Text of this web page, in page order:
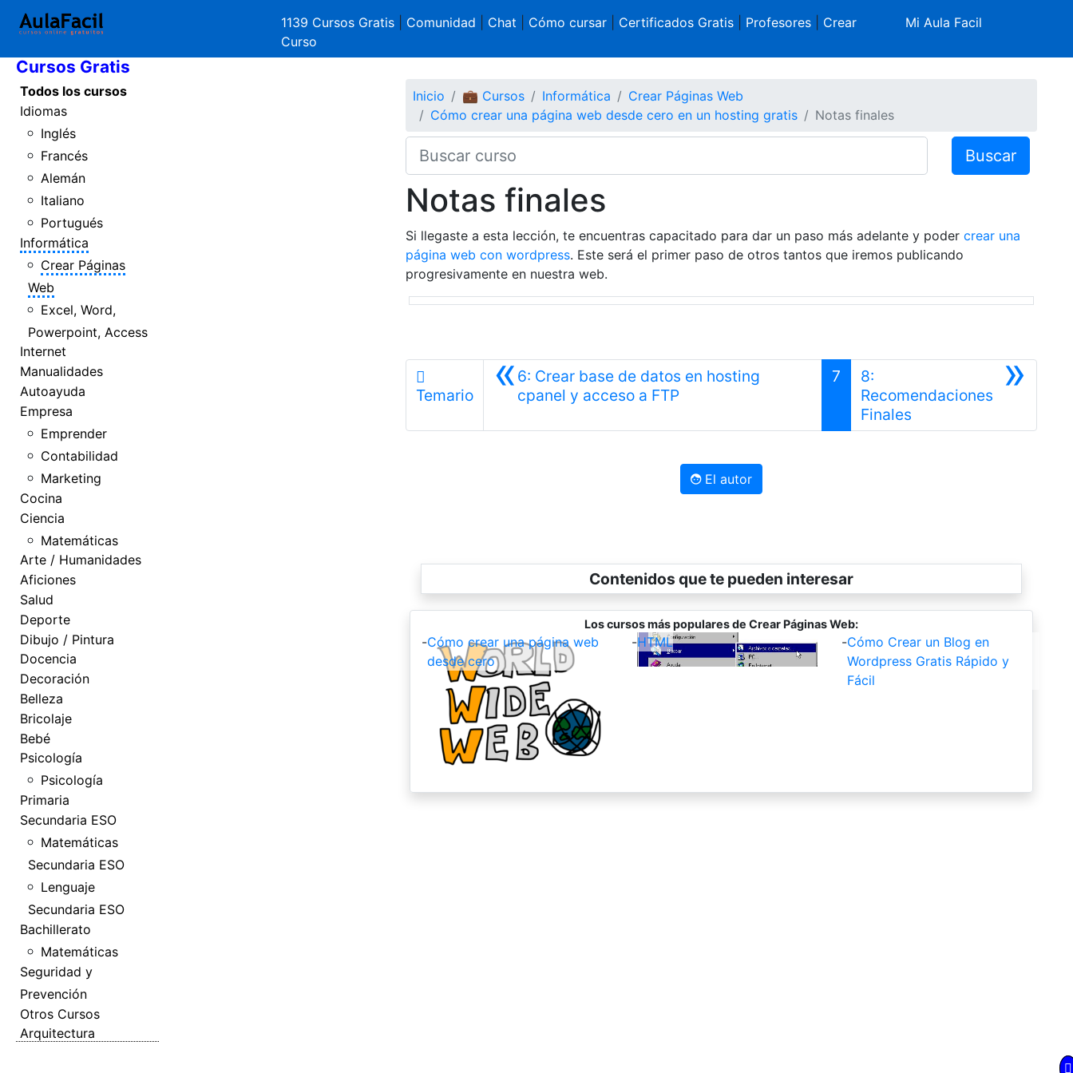
1139 Cursos Gratis Comunidad Chat Cómo cursar| Certificados Gratis| Profesores| Crear
Curso
Mi Aula Facil
Inicio
Cursos Gratis
Todos los cursos
Idiomas
Inglés
Francés
Alemán
Italiano
Portugués
Informática
Crear Páginas
Web
Excel, Word,
Powerpoint, Access
Internet
Manualidades
Autoayuda
Empresa
Emprender
Contabilidad
Marketing
Cocina
Ciencia
Matemáticas
Arte / Humanidades
Aficiones
Salud
Deporte
Dibujo / Pintura
Docencia
Decoración
Belleza
Bricolaje
Bebé
Psicología
Psicología
Primaria
Secundaria ESO
Matemáticas
Secundaria ESO
Lenguaje
Secundaria ESO
Bachillerato
Matemáticas
Seguridad y
Prevención
Otros Cursos
Arquitectura
Inicio 💼 Cursos Informática
Crear Páginas Web
Cómo crear una página web desde cero en un hosting gratis
Notas finales
Buscar
Notas finales
Si llegaste a esta lección, te encuentras capacitado para dar un paso más adelante y poder crear una
página web con wordpress. Este será el primer paso de otros tantos que iremos publicando
progresivamente en nuestra web.
Temario «6: Crear base de datos en hosting
cpanel y acceso a FTPAnterior
7 »
8:
Recomendaciones
FinalesSiguiente
El autor
Contenidos que te pueden interesar
Los cursos más populares de Crear Páginas Web:
-Cómo crear una página web
desde cero
-HTML -Cómo Crear un Blog en
Wordpress Gratis Rápido y
Fácil